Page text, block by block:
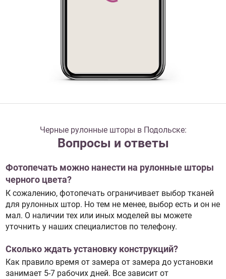
Черные рулонные шторы в Подольске:
Вопросы и ответы
Фотопечать можно нанести на рулонные шторы
черного цвета?
К сожалению, фотопечать ограничивает выбор тканей
для рулонных штор. Но тем не менее, выбор есть и он не
мал. О наличии тех или иных моделей вы можете
уточнить у наших специалистов по телефону.
Сколько ждать установку конструкций?
Как правило время от замера от замера до установки
занимает 5-7 рабочих дней. Все зависит от